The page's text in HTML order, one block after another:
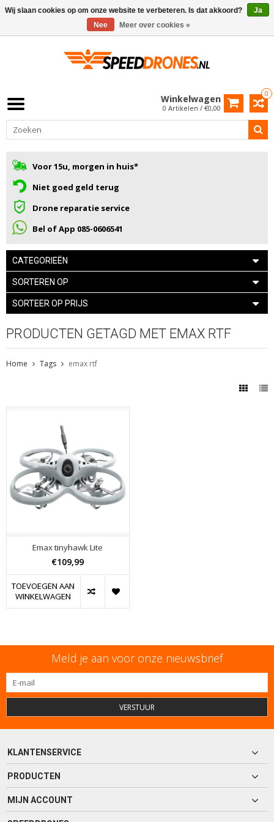
0
Winkelwagen
0 Artikelen / €0,00
Voor 15u, morgen in huis*
Niet goed geld terug
Drone reparatie service
Bel of App 085-0606541
CATEGORIEËN
SORTEREN OP
SORTEER OP PRIJS
PRODUCTEN GETAGD MET EMAX RTF
Home Tags emax rtf
Emax tinyhawk Lite
€109,99
TOEVOEGEN AAN
WINKELWAGEN
Meld je aan voor onze nieuwsbrief
VERSTUUR
KLANTENSERVICE
PRODUCTEN
MIJN ACCOUNT
Wij slaan cookies op om onze website te verbeteren. Is dat akkoord?
Ja
Nee
Meer over cookies »